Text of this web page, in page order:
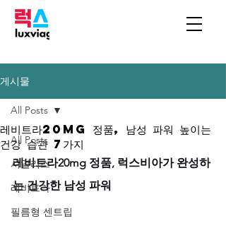
게시물
All Posts
시알리스
레비트라
필름형 센트립
All Posts
레비트라20mg 정품, 남성 파워 높이는
건강 습관 7가지
레비트라20mg 정품, 럭스비아가 완성하
는 건강한 남성 파워